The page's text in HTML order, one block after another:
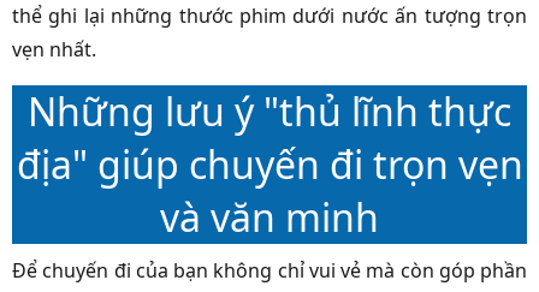
thể ghi lại những thước phim dưới nước ấn tượng trọn
vẹn nhất.
Những lưu ý "thủ lĩnh thực
địa" giúp chuyến đi trọn vẹn
và văn minh
Để chuyến đi của bạn không chỉ vui vẻ mà còn góp phần